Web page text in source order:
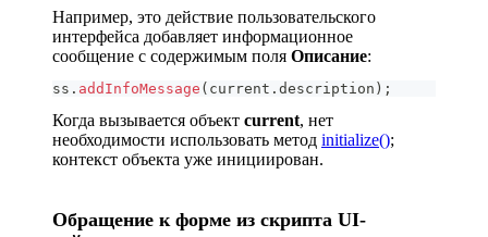
Например, это действие пользовательского
интерфейса добавляет информационное
сообщение с содержимым поля Описание:
ss . addInfoMessage ( current . description ) ;
Когда вызывается объект current, нет
необходимости использовать метод initialize();
контекст объекта уже инициирован.
Обращение к форме из скрипта UI-